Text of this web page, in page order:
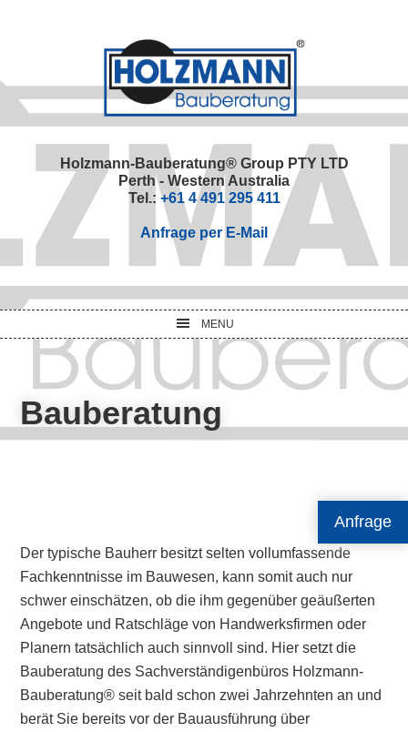
Anfrage
navigation
content
sidebar
Holzmann-Bauberatung® Group PTY LTD
Perth - Western Australia
Tel.: +61 4 491 295 411
Anfrage per E-Mail
MENU
Bauberatung
Der typische Bauherr besitzt selten vollumfassende
Fachkenntnisse im Bauwesen, kann somit auch nur
schwer einschätzen, ob die ihm gegenüber geäußerten
Angebote und Ratschläge von Handwerksfirmen oder
Planern tatsächlich auch sinnvoll sind. Hier setzt die
Bauberatung des Sachverständigenbüros Holzmann-
Bauberatung® seit bald schon zwei Jahrzehnten an und
berät Sie bereits vor der Bauausführung über